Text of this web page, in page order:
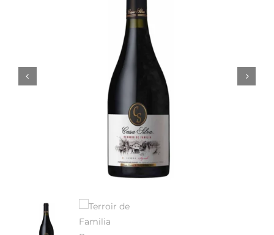
Contacto